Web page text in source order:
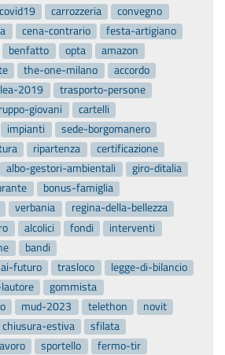
covid19 carrozzeria
convegno
cena-contrario
festa-artigiano
benfatto opta
amazon
the-one-milano
accordo
2019
trasporto-persone
giovani
cartelli
impianti
sede-borgomanero
ripartenza
certificazione
albo-gestori-ambientali
giro-ditalia
bonus-famiglia
verbania
regina-della-bellezza
alcolici fondi
interventi
bandi
futuro
trasloco
legge-di-bilancio
gommista
mud-2023 telethon
novit
chiusura-estiva
sfilata
sportello
fermo-tir